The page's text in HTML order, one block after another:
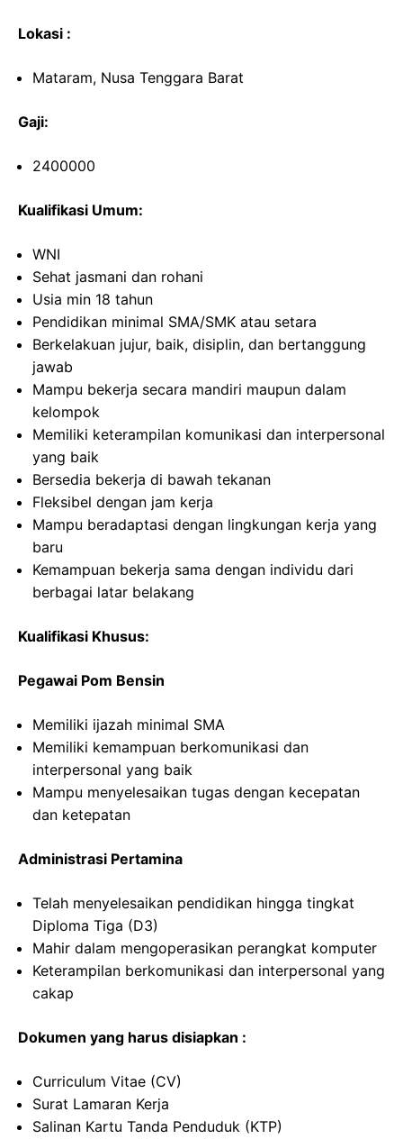
Lokasi :
Mataram, Nusa Tenggara Barat
Gaji:
2400000
Kualifikasi Umum:
WNI
Sehat jasmani dan rohani
Usia min 18 tahun
Pendidikan minimal SMA/SMK atau setara
Berkelakuan jujur, baik, disiplin, dan bertanggung
jawab
Mampu bekerja secara mandiri maupun dalam
kelompok
Memiliki keterampilan komunikasi dan interpersonal
yang baik
Bersedia bekerja di bawah tekanan
Fleksibel dengan jam kerja
Mampu beradaptasi dengan lingkungan kerja yang
baru
Kemampuan bekerja sama dengan individu dari
berbagai latar belakang
Kualifikasi Khusus:
Pegawai Pom Bensin
Memiliki ijazah minimal SMA
Memiliki kemampuan berkomunikasi dan
interpersonal yang baik
Mampu menyelesaikan tugas dengan kecepatan
dan ketepatan
Administrasi Pertamina
Telah menyelesaikan pendidikan hingga tingkat
Diploma Tiga (D3)
Mahir dalam mengoperasikan perangkat komputer
Keterampilan berkomunikasi dan interpersonal yang
cakap
Dokumen yang harus disiapkan :
Curriculum Vitae (CV)
Surat Lamaran Kerja
Salinan Kartu Tanda Penduduk (KTP)